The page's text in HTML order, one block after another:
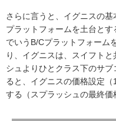
さらに言うと、イグニスの
プラットフォームを土台と
でいうB/Cプラットフォー
り、イグニスは、スイフト
シュよりひとクラス下のサ
ると、イグニスの価格設定
する（スプラッシュの最終価